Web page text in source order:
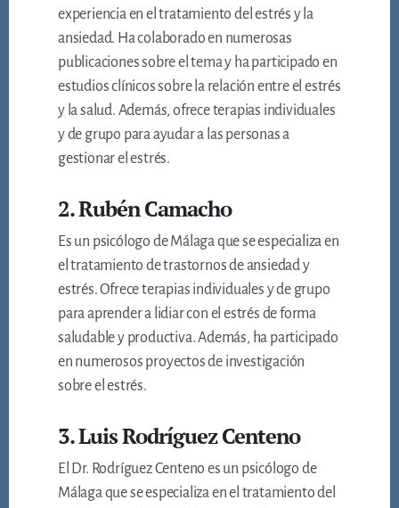
experiencia en el tratamiento del estrés y la
ansiedad. Ha colaborado en numerosas
publicaciones sobre el tema y ha participado en
estudios clínicos sobre la relación entre el estrés
y la salud. Además, ofrece terapias individuales
y de grupo para ayudar a las personas a
gestionar el estrés.
2. Rubén Camacho
Es un psicólogo de Málaga que se especializa en
el tratamiento de trastornos de ansiedad y
estrés. Ofrece terapias individuales y de grupo
para aprender a lidiar con el estrés de forma
saludable y productiva. Además, ha participado
en numerosos proyectos de investigación
sobre el estrés.
3. Luis Rodríguez Centeno
El Dr. Rodríguez Centeno es un psicólogo de
Málaga que se especializa en el tratamiento del